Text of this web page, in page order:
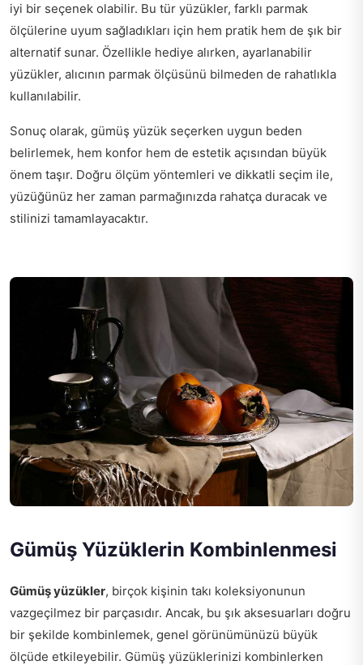
iyi bir seçenek olabilir. Bu tür yüzükler, farklı parmak
ölçülerine uyum sağladıkları için hem pratik hem de şık bir
alternatif sunar. Özellikle hediye alırken, ayarlanabilir
yüzükler, alıcının parmak ölçüsünü bilmeden de rahatlıkla
kullanılabilir.
Sonuç olarak, gümüş yüzük seçerken uygun beden
belirlemek, hem konfor hem de estetik açısından büyük
önem taşır. Doğru ölçüm yöntemleri ve dikkatli seçim ile,
yüzüğünüz her zaman parmağınızda rahatça duracak ve
stilinizi tamamlayacaktır.
Gümüş Yüzüklerin Kombinlenmesi
Gümüş yüzükler, birçok kişinin takı koleksiyonunun
vazgeçilmez bir parçasıdır. Ancak, bu şık aksesuarları doğru
bir şekilde kombinlemek, genel görünümünüzü büyük
ölçüde etkileyebilir. Gümüş yüzüklerinizi kombinlerken